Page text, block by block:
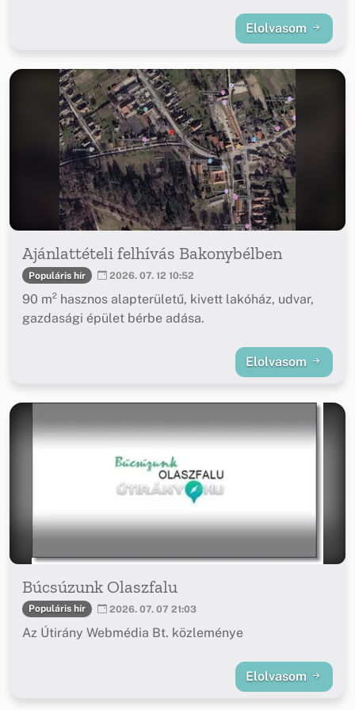
Elolvasom
Ajánlattételi felhívás Bakonybélben
Populáris hír 2026. 07. 12 10:52
90 m² hasznos alapterületű, kivett lakóház, udvar,
gazdasági épület bérbe adása.
Elolvasom
Búcsúzunk Olaszfalu
Populáris hír 2026. 07. 07 21:03
Az Útirány Webmédia Bt. közleménye
Elolvasom